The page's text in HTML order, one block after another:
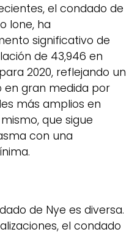
el condado de
Ione, ha
significativo de
de 43,946 en
2020, reflejando un
gran medida por
más amplios en
que sigue
con una
de Nye es diversa.
el condado